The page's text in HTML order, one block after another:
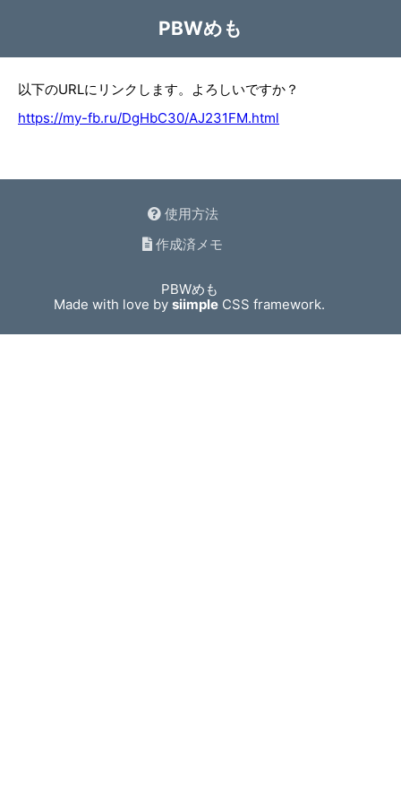
PBWめも
以下のURLにリンクします。よろしいですか？
https://my-fb.ru/DgHbC30/AJ231FM.html
使用方法
作成済メモ
PBWめも
Made with love bysiimple CSS framework.